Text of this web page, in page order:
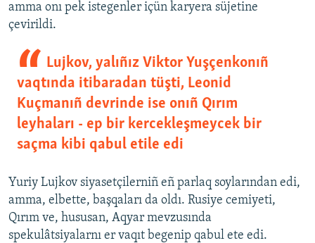
amma onı pek istegenler içün karyera süjetine
çevirildi.
Lujkov, yalıñız Viktor Yuşçenkonıñ
vaqtında itibaradan tüşti, Leonid
Kuçmanıñ devrinde ise onıñ Qırım
leyhaları - ep bir kercekleşmeycek bir
saçma kibi qabul etile edi
Yuriy Lujkov siyasetçilerniñ eñ parlaq soylarından edi,
amma, elbette, başqaları da oldı. Rusiye cemiyeti,
Qırım ve, hususan, Aqyar mevzusında
spekulâtsiyalarnı er vaqıt begenip qabul ete edi.